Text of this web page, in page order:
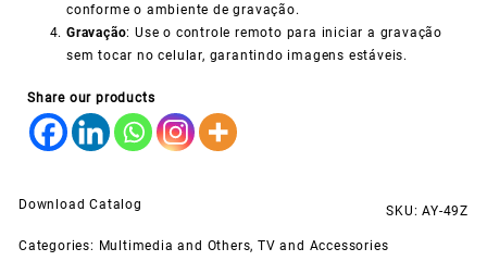
conforme o ambiente de gravação.
Gravação: Use o controle remoto para iniciar a gravação
sem tocar no celular, garantindo imagens estáveis.
Share our products
Download Catalog SKU:AY-49Z
Categories: Multimedia and Others,TV and Accessories